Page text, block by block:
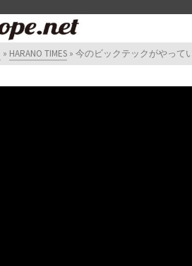
» HARANO TIMES » 今のビックテックがやって